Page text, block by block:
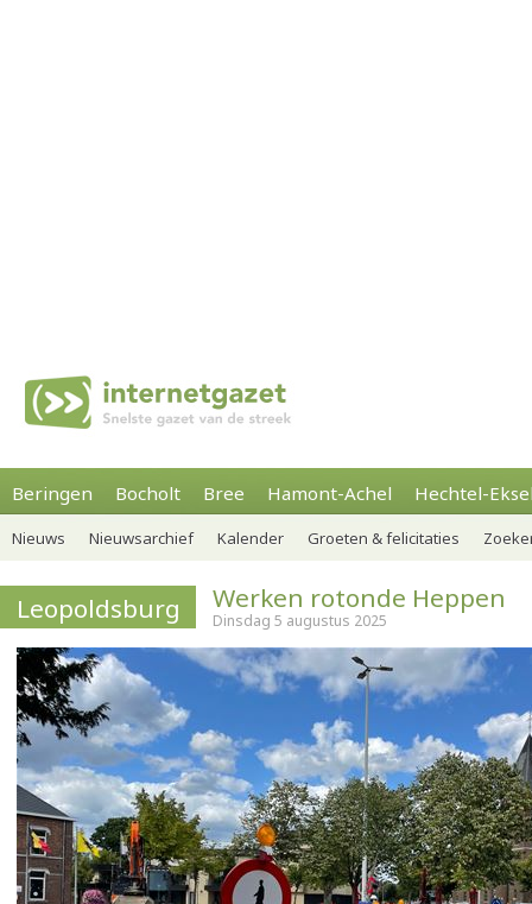
Beringen Bocholt Bree Hamont-Achel Hechtel-
Nieuws Nieuwsarchief Kalender Groeten & felicitaties
Leopoldsburg Werken rotonde Heppen
Dinsdag 5 augustus 2025